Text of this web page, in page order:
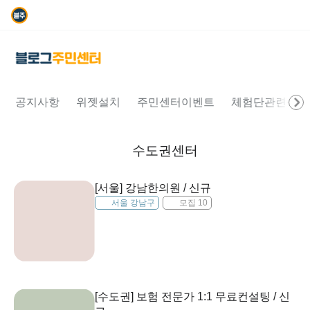
공지사항 위젯설치 주민센터이벤트 체험단관련문의
수도권센터
[서울] 강남한의원 / 신규
서울 강남구 모집 10
[수도권] 보험 전문가 1:1 무료컨설팅 / 신